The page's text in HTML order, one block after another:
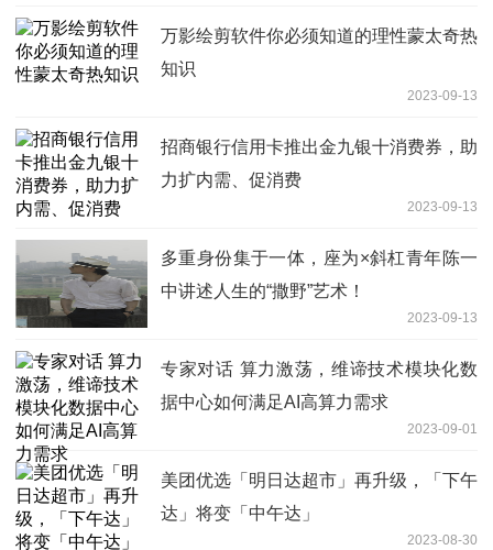
万影绘剪软件你必须知道的理性蒙太奇热
知识
2023-09-13
招商银行信用卡推出金九银十消费券，助
力扩内需、促消费
2023-09-13
多重身份集于一体，座为×斜杠青年陈一
中讲述人生的“撒野”艺术！
2023-09-13
专家对话 算力激荡，维谛技术模块化数
据中心如何满足AI高算力需求
2023-09-01
美团优选「明日达超市」再升级，「下午
达」将变「中午达」
2023-08-30